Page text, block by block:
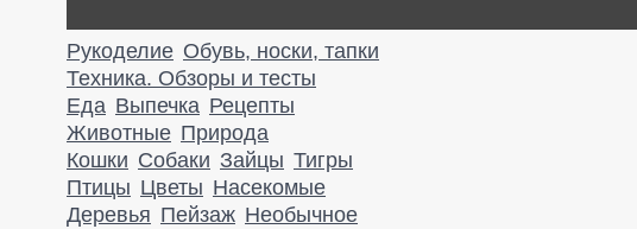
Рукоделие Обувь, носки, тапки
Техника. Обзоры и тесты
Еда Выпечка Рецепты
Животные Природа
Кошки Собаки Зайцы Тигры
Птицы Цветы Насекомые
Деревья Пейзаж Необычное